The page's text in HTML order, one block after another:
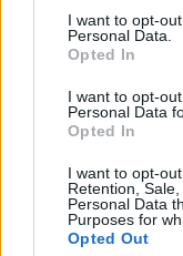
consent section.
I want to opt-
Personal Data.
Opted In
I want to opt-
Personal Data
Opted In
I want to opt-
Retention,
Personal Data
Purposes for
Opted Out